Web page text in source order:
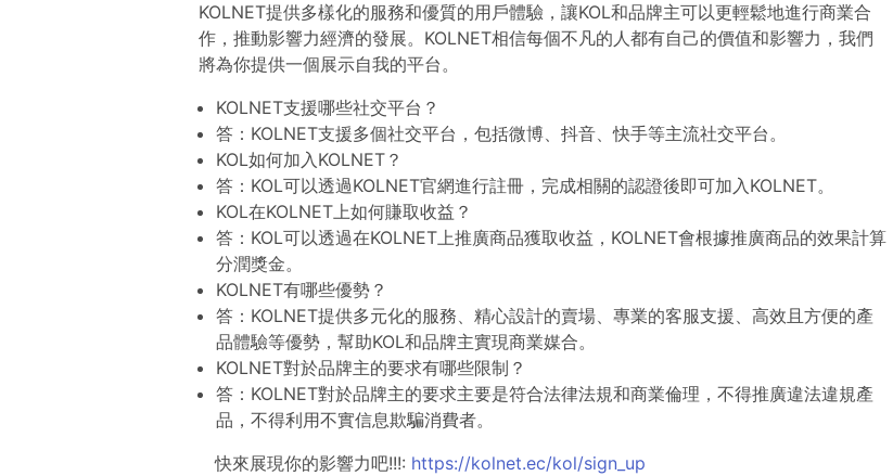
KOLNET提供多樣化的服務和優質的用戶體驗，讓KOL和品牌主可以更輕鬆地進行商業合
作，推動影響力經濟的發展。KOLNET相信每個不凡的人都有自己的價值和影響力，我們
將為你提供一個展示自我的平台。
KOLNET支援哪些社交平台？
答：KOLNET支援多個社交平台，包括微博、抖音、快手等主流社交平台。
KOL如何加入KOLNET？
答：KOL可以透過KOLNET官網進行註冊，完成相關的認證後即可加入KOLNET。
KOL在KOLNET上如何賺取收益？
答：KOL可以透過在KOLNET上推廣商品獲取收益，KOLNET會根據推廣商品的效果計算
分潤獎金。
KOLNET有哪些優勢？
答：KOLNET提供多元化的服務、精心設計的賣場、專業的客服支援、高效且方便的產
品體驗等優勢，幫助KOL和品牌主實現商業媒合。
KOLNET對於品牌主的要求有哪些限制？
答：KOLNET對於品牌主的要求主要是符合法律法規和商業倫理，不得推廣違法違規產
品，不得利用不實信息欺騙消費者。
快來展現你的影響力吧!!!: https://kolnet.ec/kol/sign_up